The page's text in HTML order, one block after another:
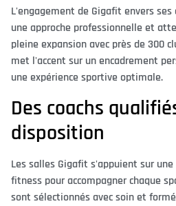
L'engagement de Gigafit envers
une approche professionnelle et
pleine expansion avec près de 300
met l'accent sur un encadrement
une expérience sportive optimale.
Des coachs
disposition
Les salles Gigafit s'appuient sur
fitness pour accompagner chaque
sont sélectionnés avec soin et